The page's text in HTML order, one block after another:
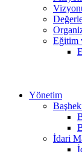
Eğitim
Yönetim
İdari